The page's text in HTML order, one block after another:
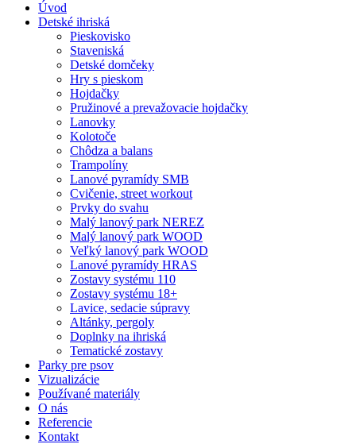
Úvod
Detské ihriská
Pieskovisko
Staveniská
Detské domčeky
Hry s pieskom
Hojdačky
Pružinové a prevažovacie hojdačky
Lanovky
Kolotoče
Chôdza a balans
Trampolíny
Lanové pyramídy SMB
Cvičenie, street workout
Prvky do svahu
Malý lanový park NEREZ
Malý lanový park WOOD
Veľký lanový park WOOD
Lanové pyramídy HRAS
Zostavy systému 110
Zostavy systému 18+
Lavice, sedacie súpravy
Altánky, pergoly
Doplnky na ihriská
Tematické zostavy
Parky pre psov
Vizualizácie
Používané materiály
O nás
Referencie
Kontakt